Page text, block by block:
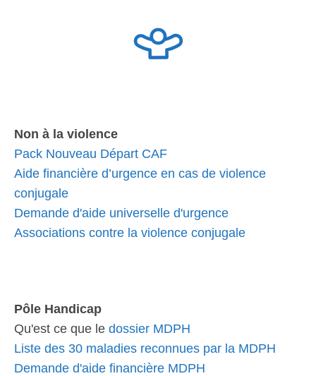
Non à la violence
Pack Nouveau Départ CAF
Aide financière d’urgence en cas de violence
conjugale
Demande d'aide universelle d'urgence
Associations contre la violence conjugale
Pôle Handicap
Qu'est ce que le dossier MDPH
Liste des 30 maladies reconnues par la MDPH
Demande d'aide financière MDPH